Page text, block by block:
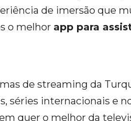
de imersão que
o melhor app para
de streaming da
séries internacionais e
quer o melhor da